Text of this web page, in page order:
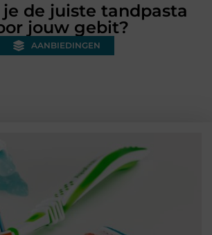
je de juiste tandpasta
jouw gebit?
AANBIEDINGEN